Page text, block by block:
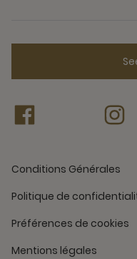
Conditions Générales
Politique de
Préférences de cookies
Mentions légales